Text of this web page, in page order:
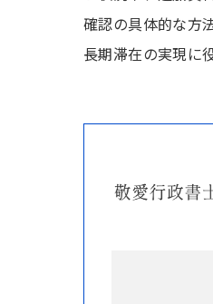
確認の具体的な方
長期滞在の実現に